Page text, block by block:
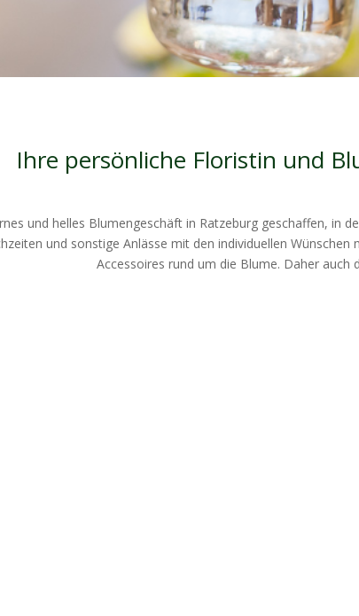
Ihre persönliche Floristin und
und helles Blumengeschäft in Ratzeburg geschaffen, in
und sonstige Anlässe mit den individuellen
Accessoires rund um die Blume. Daher